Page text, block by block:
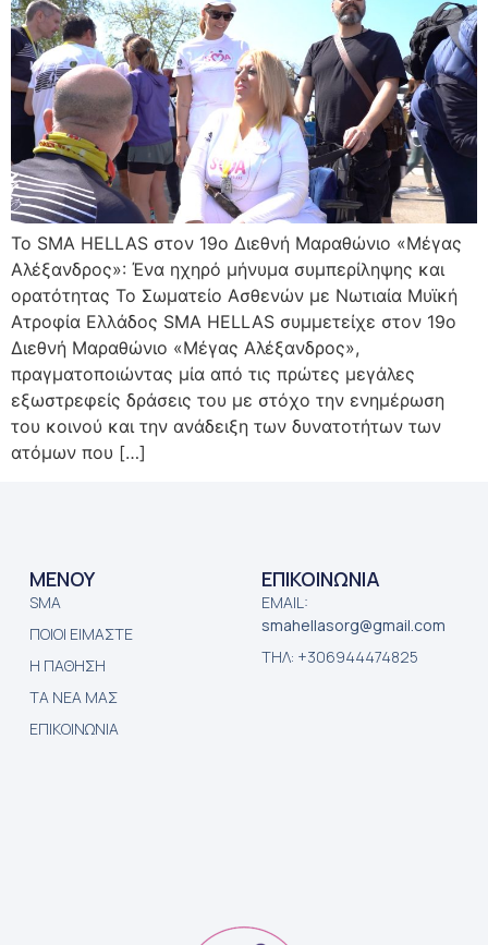
Το SMA HELLAS στον 19ο Διεθνή Μαραθώνιο «Μέγας
Αλέξανδρος»: Ένα ηχηρό μήνυμα συμπερίληψης και
ορατότητας Το Σωματείο Ασθενών με Νωτιαία Μυϊκή
Ατροφία Ελλάδος SMA HELLAS συμμετείχε στον 19ο
Διεθνή Μαραθώνιο «Μέγας Αλέξανδρος»,
πραγματοποιώντας μία από τις πρώτες μεγάλες
εξωστρεφείς δράσεις του με στόχο την ενημέρωση
του κοινού και την ανάδειξη των δυνατοτήτων των
ατόμων που […]
ΜΕΝΟΥ
SMA
ΠΟΙΟΙ ΕΙΜΑΣΤΕ
Η ΠΑΘΗΣΗ
ΤΑ ΝΕΑ ΜΑΣ
ΕΠΙΚΟΙΝΩΝΙΑ
ΕΠΙΚΟΙΝΩΝΙΑ
EMAIL:
smahellasorg@gmail.com
ΤΗΛ: +306944474825